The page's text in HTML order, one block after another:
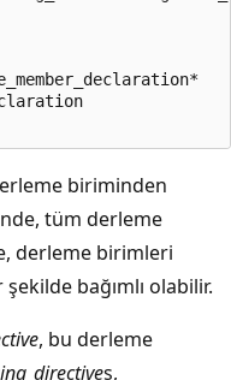
biriminden
tüm derleme
derleme birimleri
bağımlı olabilir.
, bu derleme
s,